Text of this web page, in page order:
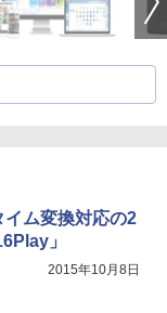
ム変換対応の2
」
2015年10月8日